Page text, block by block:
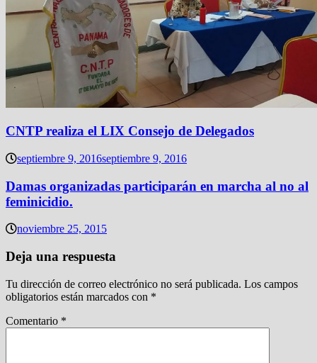
CNTP realiza el LIX Consejo de Delegados
septiembre 9, 2016septiembre 9, 2016
Damas organizadas participarán en marcha al no al
feminicidio.
noviembre 25, 2015
Deja una respuesta
Tu dirección de correo electrónico no será publicada. Los campos
obligatorios están marcados con *
Comentario *